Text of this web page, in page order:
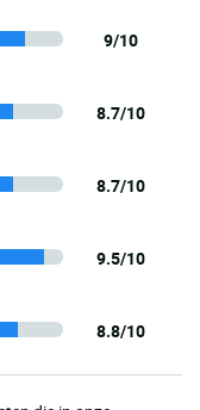
9/10
8.7/10
8.7/10
9.5/10
8.8/10